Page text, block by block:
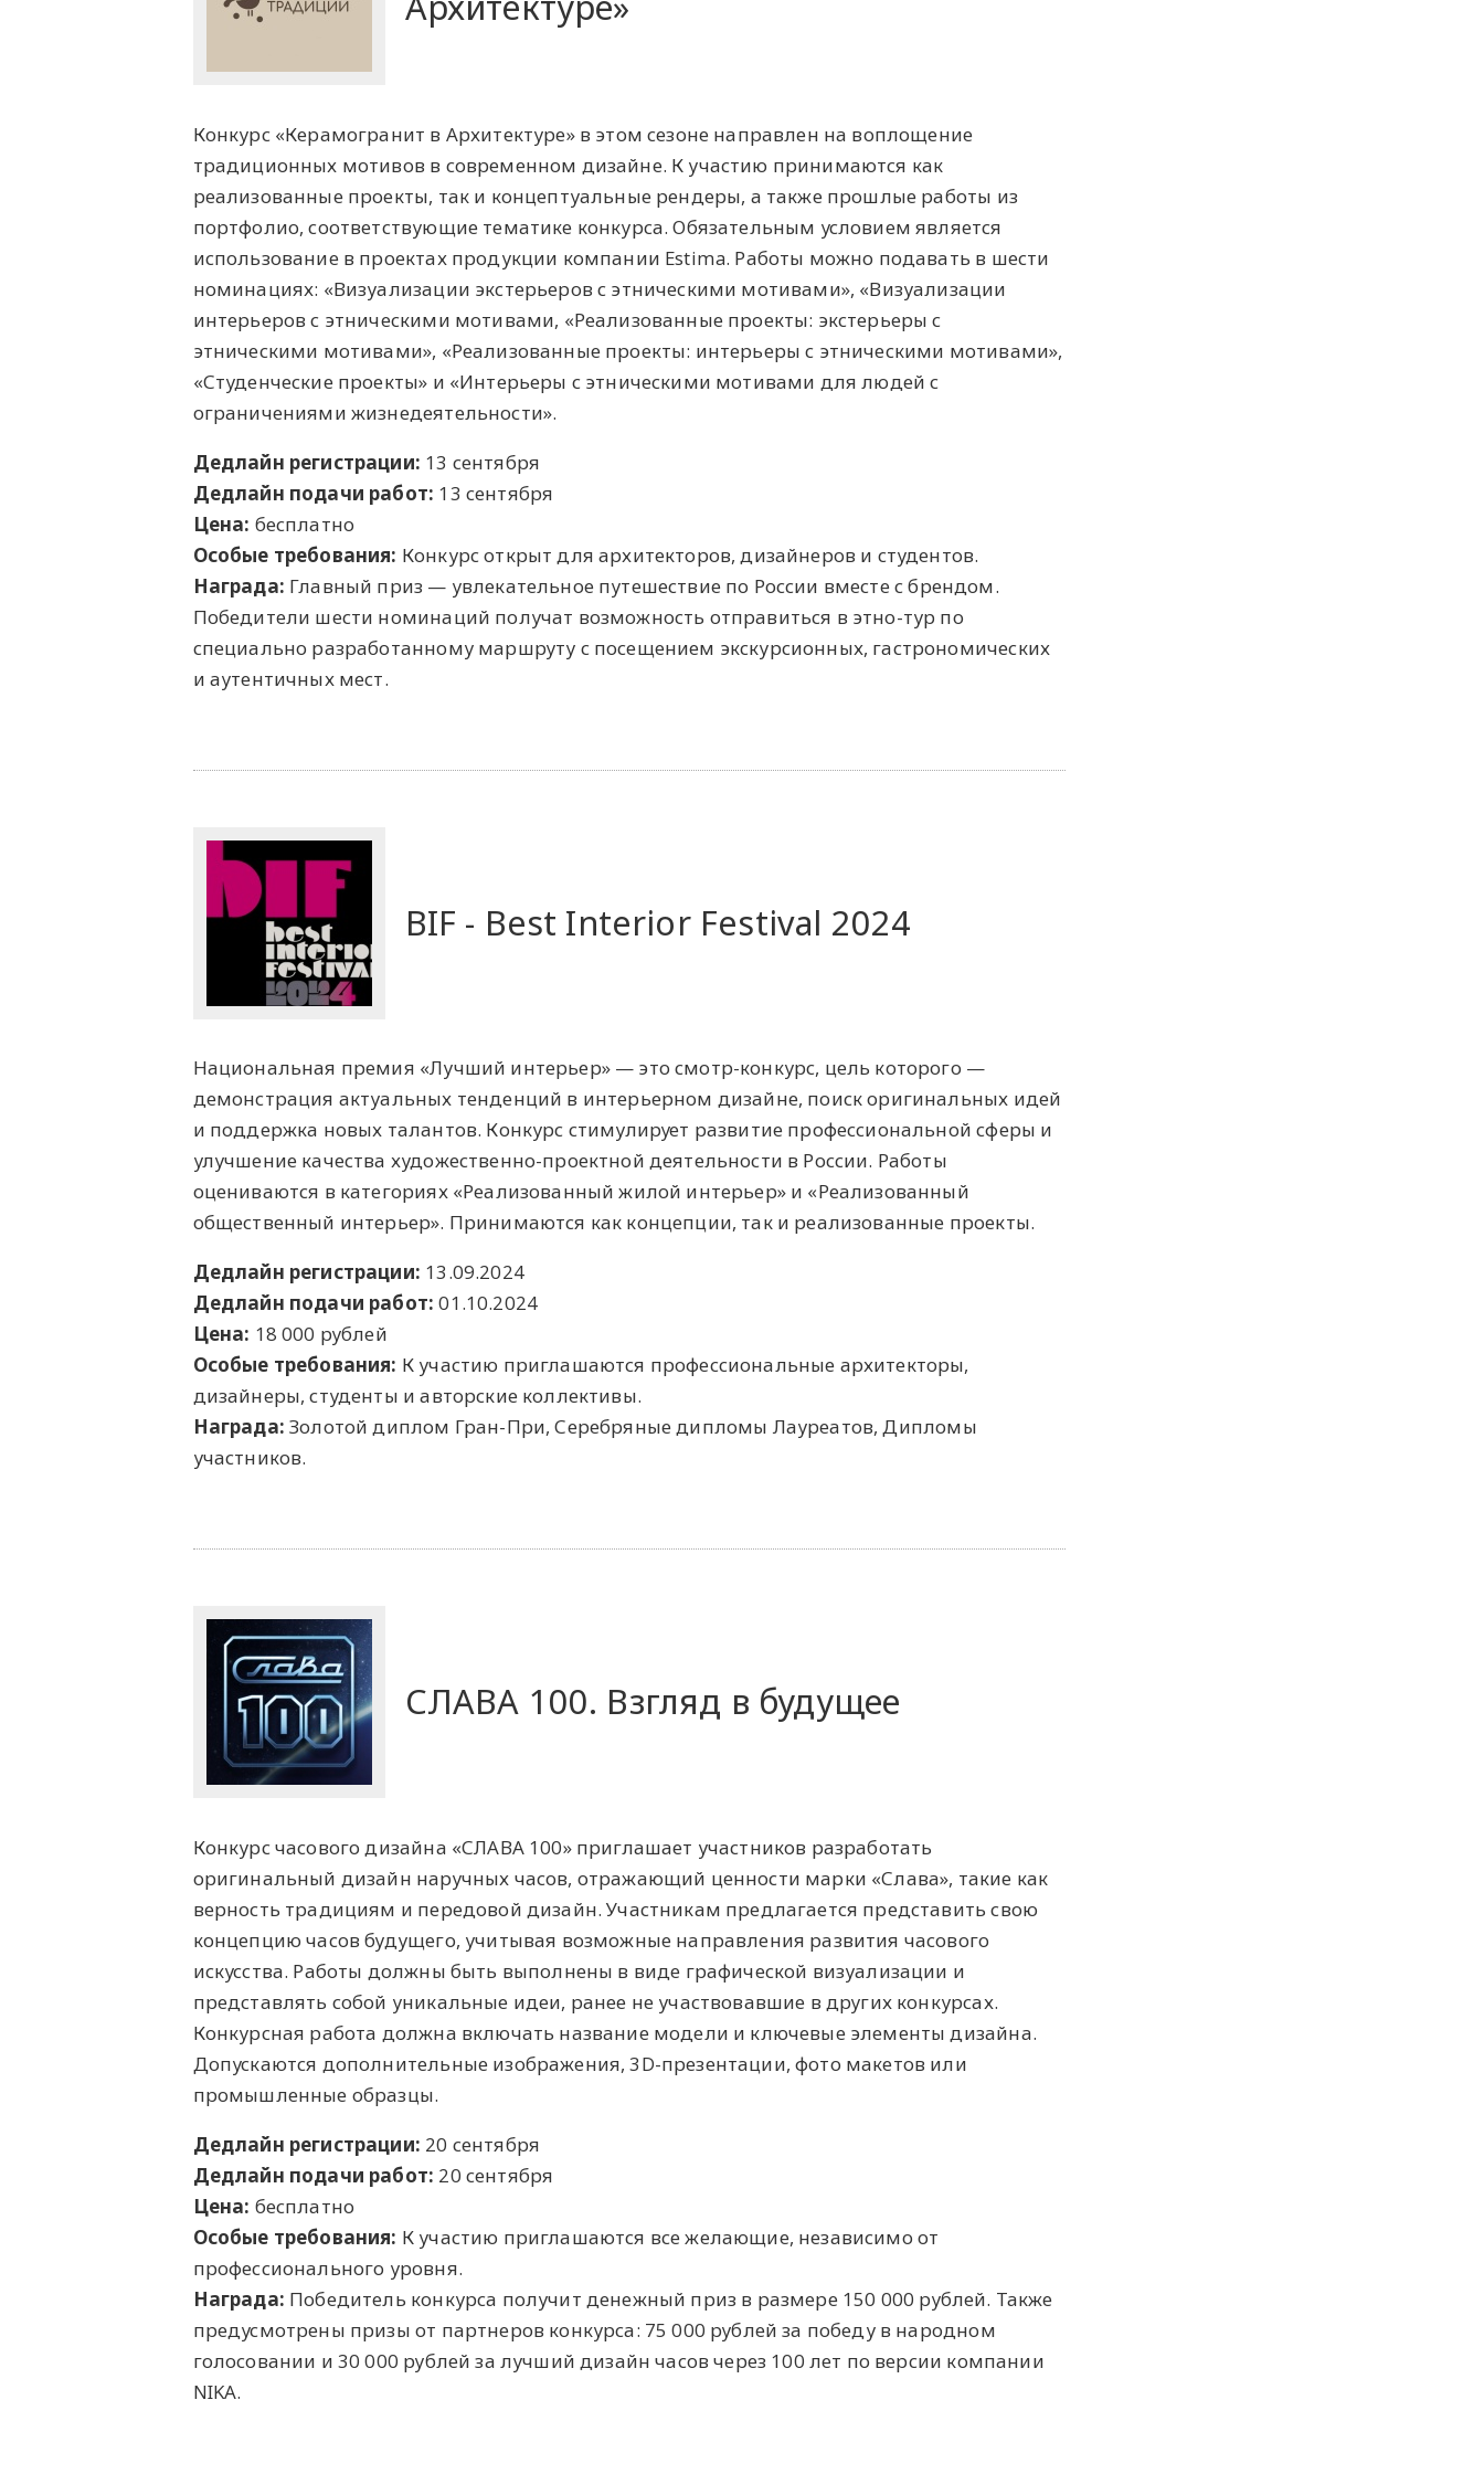
Конкурс «Керамогранит в Архитектуре» в этом сезоне направлен на воплощение
традиционных мотивов в современном дизайне. К участию принимаются как
реализованные проекты, так и концептуальные рендеры, а также прошлые работы из
портфолио, соответствующие тематике конкурса. Обязательным условием является
использование в проектах продукции компании Estima. Работы можно подавать в шести
номинациях: «Визуализации экстерьеров с этническими мотивами», «Визуализации
интерьеров с этническими мотивами, «Реализованные проекты: экстерьеры с
этническими мотивами», «Реализованные проекты: интерьеры с этническими мотивами»,
«Студенческие проекты» и «Интерьеры с этническими мотивами для людей с
ограничениями жизнедеятельности».
Дедлайн регистрации: 13 сентября
Дедлайн подачи работ: 13 сентября
Цена: бесплатно
Особые требования: Конкурс открыт для архитекторов, дизайнеров и студентов.
Награда: Главный приз — увлекательное путешествие по России вместе с брендом.
Победители шести номинаций получат возможность отправиться в этно-тур по
специально разработанному маршруту с посещением экскурсионных, гастрономических
и аутентичных мест.
BIF - Best Interior Festival 2024
Национальная премия «Лучший интерьер» — это смотр-конкурс, цель которого —
демонстрация актуальных тенденций в интерьерном дизайне, поиск оригинальных идей
и поддержка новых талантов. Конкурс стимулирует развитие профессиональной сферы и
улучшение качества художественно-проектной деятельности в России. Работы
оцениваются в категориях «Реализованный жилой интерьер» и «Реализованный
общественный интерьер». Принимаются как концепции, так и реализованные проекты.
Дедлайн регистрации: 13.09.2024
Дедлайн подачи работ: 01.10.2024
Цена: 18 000 рублей
Особые требования: К участию приглашаются профессиональные архитекторы,
дизайнеры, студенты и авторские коллективы.
Награда: Золотой диплом Гран-При, Серебряные дипломы Лауреатов, Дипломы
участников.
СЛАВА 100. Взгляд в будущее
Конкурс часового дизайна «СЛАВА 100» приглашает участников разработать
оригинальный дизайн наручных часов, отражающий ценности марки «Слава», такие как
верность традициям и передовой дизайн. Участникам предлагается представить свою
концепцию часов будущего, учитывая возможные направления развития часового
искусства. Работы должны быть выполнены в виде графической визуализации и
представлять собой уникальные идеи, ранее не участвовавшие в других конкурсах.
Конкурсная работа должна включать название модели и ключевые элементы дизайна.
Допускаются дополнительные изображения, 3D-презентации, фото макетов или
промышленные образцы.
Дедлайн регистрации: 20 сентября
Дедлайн подачи работ: 20 сентября
Цена: бесплатно
Особые требования: К участию приглашаются все желающие, независимо от
профессионального уровня.
Награда: Победитель конкурса получит денежный приз в размере 150 000 рублей. Также
предусмотрены призы от партнеров конкурса: 75 000 рублей за победу в народном
голосовании и 30 000 рублей за лучший дизайн часов через 100 лет по версии компании
NIKA.